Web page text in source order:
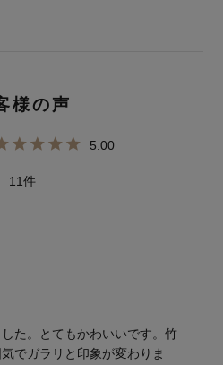
5.00
11
た。とてもかわいいです。竹
でガラリと印象が変わりま